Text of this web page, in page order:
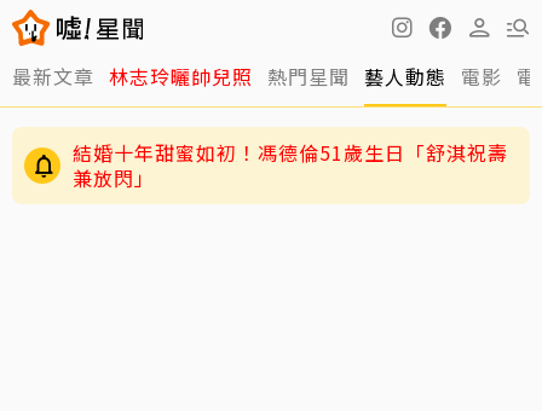
最新文章 林志玲曬帥兒照 熱門星聞 藝人動態 電影
結婚十年甜蜜如初！馮德倫51歲生日「舒淇祝壽
兼放閃」